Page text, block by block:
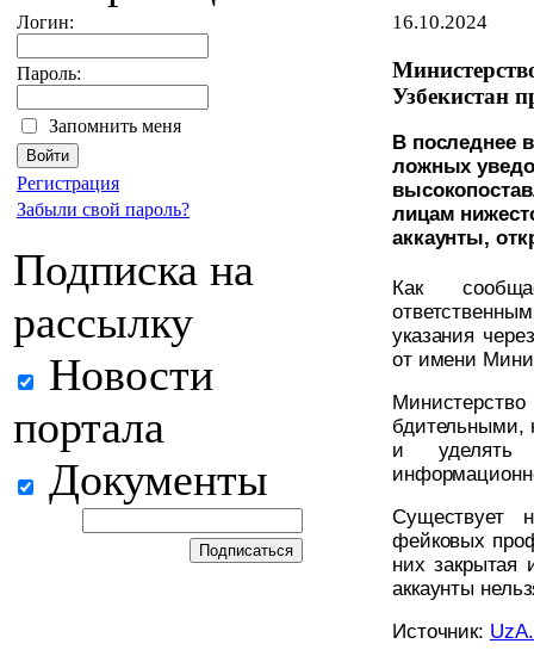
Логин:
Пароль:
Запомнить меня
Регистрация
Забыли свой пароль?
Подписка на
рассылку
Новости
портала
Документы
16.10.2024
Узбекистан
В последнее
ложных
лицам
аккаунты,
Как
указания
от имени
бдительными,
и уделять
Существует
фейковых
них закрытая
аккаунты
Источник: